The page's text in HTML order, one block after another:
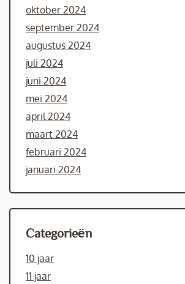
oktober 2024
september 2024
augustus 2024
juli 2024
juni 2024
mei 2024
april 2024
maart 2024
februari 2024
januari 2024
Categorieën
10 jaar
11 jaar